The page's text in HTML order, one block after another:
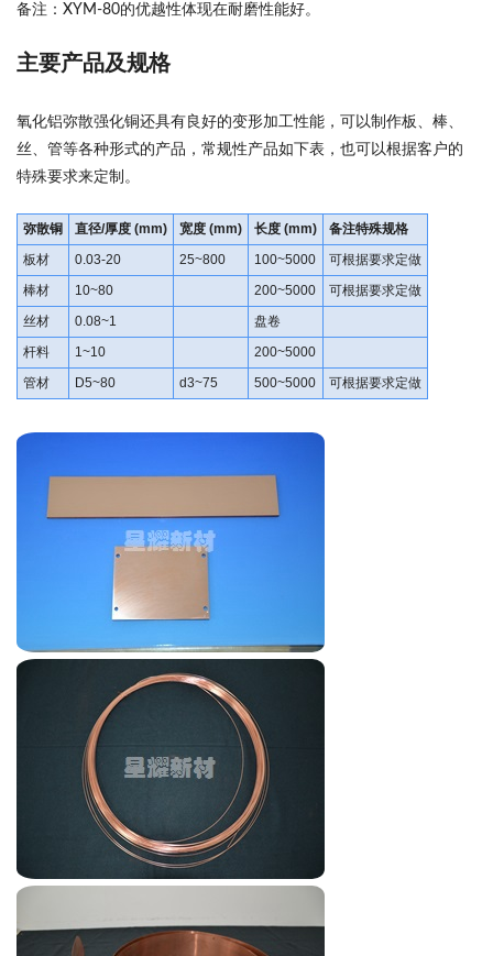
备注：XYM-80的优越性体现在耐磨性能好。
主要产品及规格
氧化铝弥散强化铜还具有良好的变形加工性能，可以制作板、棒、
丝、管等各种形式的产品，常规性产品如下表，也可以根据客户的
特殊要求来定制。
弥散铜 直径/厚度 (mm) 宽度 (mm) 长度 (mm)
备注特殊规格
板材
0.03-20 25~800 100~5000
可根据要求定做
棒材
10~80 200~5000
可根据要求定做
丝材
0.08~1
盘卷
杆料
1~10
200~5000
管材
D5~80 d3~75 500~5000 可根据要求定做